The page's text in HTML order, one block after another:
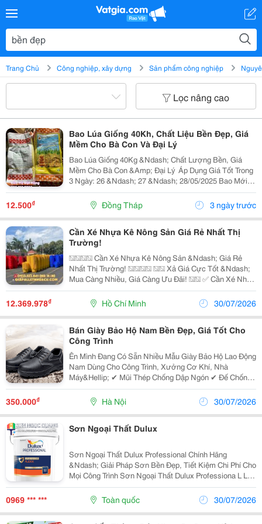
Trang Chủ Công nghiệp, xây dựng Sản phẩm công nghiệp
Lọc nâng cao
Bao Lúa Giống 40Kh, Chất Liệu Bền Đẹp, Giá
Mềm Cho Bà Con Và Đại Lý
Bao Lúa Giống 40Kg &Ndash; Chất Lượng Bền, Giá
Mềm Cho Bà Con &Amp; Đại Lý ️ Áp Dụng Giá Tốt Trong
3 Ngày: 26 &Ndash; 27 &Ndash; 28/05/2025 Bao Mới
&Ndash; Đẹp &Ndash; Chắc Chắn Không Tốn Phí Trục
In &Ndash; Có In Tên Xưởng, Tên Đại Lý Theo Yêu
12.500₫ Đồng Tháp 3 ngày trước
Cần Xé Nhựa Kê Nông Sản Giá Rẻ Nhất Thị
Trường!
���� Cần Xé Nhựa Kê Nông Sản &Ndash; Giá Rẻ
Nhất Thị Trường! ���� �� Xả Giá Cực Tốt &Ndash;
Mua Càng Nhiều, Giá Càng Ưu Đãi! �� ✅ Cần Xé Nhựa
Bền Đẹp, Chịu Lực Tốt �� ✅ Phù Hợp Đựng Trái Cây
���� , Rau Củ ���� , Lúa �� , Hải Sản ���� Và
Nhiều...
12.369.978₫ Hồ Chí Minh 30/07/2026
Bán Giày Bảo Hộ Nam Bền Đẹp, Giá Tốt Cho
Công Trình
Ên Mình Đang Có Sẵn Nhiều Mẫu Giày Bảo Hộ Lao Động
Nam Dùng Cho Công Trình, Xưởng Cơ Khí, Nhà
Máy&Hellip; ✔ Mũi Thép Chống Dập Ngón ✔ Đế Chống
Trơn Trượt, Chống Đinh ✔ Đi Êm, Không Đau Chân Khi
Làm Lâu Xem Mẫu Tại: Https://Thienbang.com/Giay-
Cong...
350.000₫ Hà Nội 30/07/2026
Sơn Ngoại Thất Dulux
Sơn Ngoại Thất Dulux Professional Chính Hãng
&Ndash; Giải Pháp Sơn Bền Đẹp, Tiết Kiệm Chi Phí Cho
Mọi Công Trình Sơn Ngoại Thất Dulux Professiona L Là
Giải Pháp Phù Hợp Cho Nhiều Loại Công Trình Nhờ Sự
Kết Hợp Giữa Chất Lượng Ổn Định, Độ Bền Cao Và...
0969 *** *** Toàn quốc 30/07/2026